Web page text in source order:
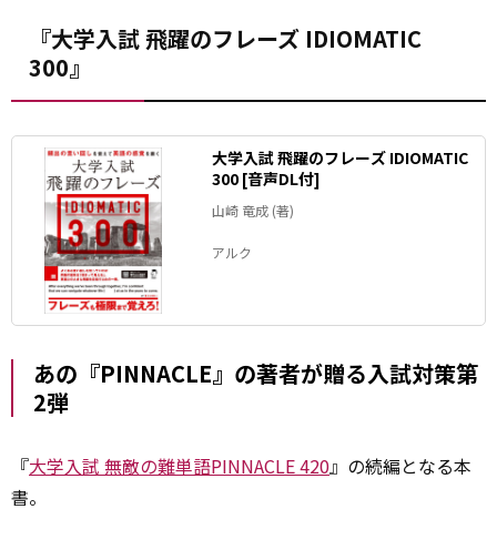
『大学入試 飛躍のフレーズ IDIOMATIC
300』
大学入試 飛躍のフレーズ IDIOMATIC
300 [音声DL付]
山崎 竜成 (著)
アルク
あの『PINNACLE』の著者が贈る入試対策第
2弾
『大学入試 無敵の難単語PINNACLE 420』の続編となる本
書。